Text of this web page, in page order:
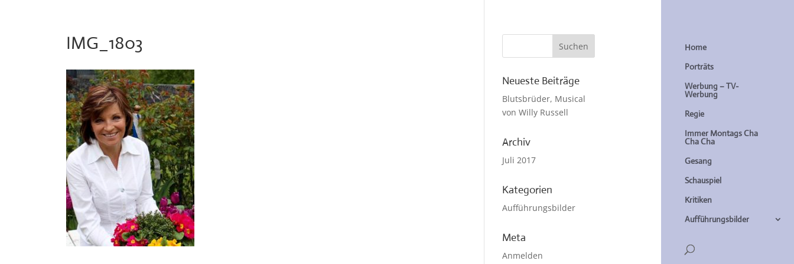
Home
Porträts
Werbung – TV-
Werbung
Regie
Immer Montags Cha
Cha Cha
Gesang
Schauspiel
Kritiken
Aufführungsbilder
IMG_1803
Neueste Beiträge
Blutsbrüder, Musical
von Willy Russell
Archiv
Juli 2017
Kategorien
Aufführungsbilder
Meta
Anmelden